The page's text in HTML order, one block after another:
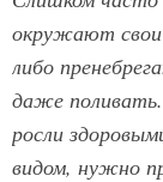
окружают
либо
даже
росли
видом, нужно